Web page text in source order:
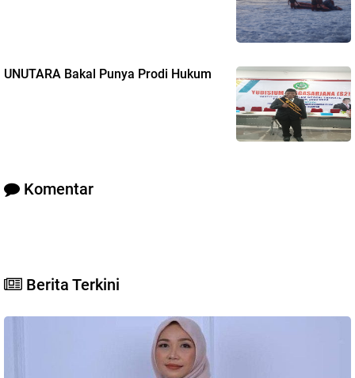
UNUTARA Bakal Punya Prodi Hukum
Komentar
Berita Terkini